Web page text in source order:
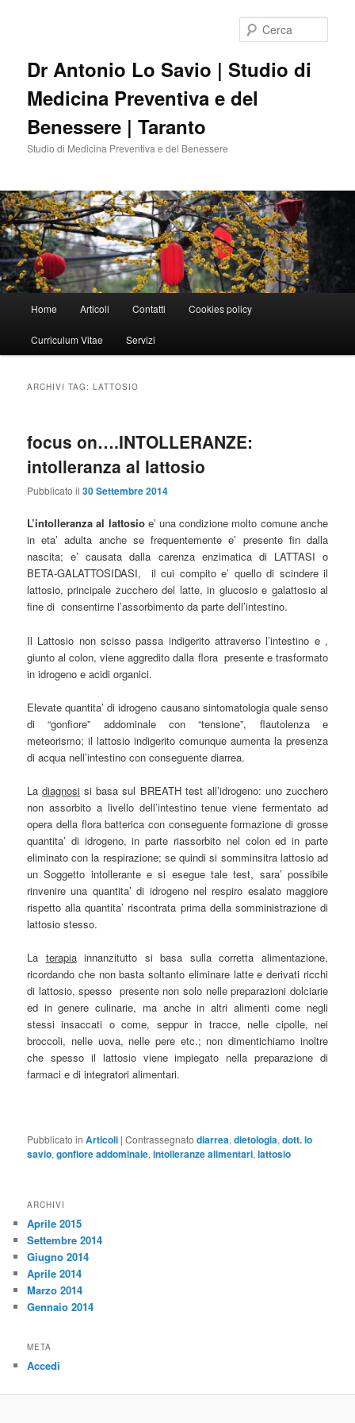
Dr Antonio Lo Savio | Studio di
Medicina Preventiva e del
Benessere | Taranto
Studio di Medicina Preventiva e del Benessere
principale
Home Articoli Contatti Cookies policy
Curriculum Vitae Servizi
ARCHIVI TAG:LATTOSIO
focus on….INTOLLERANZE:
intolleranza al lattosio
Pubblicato il30 Settembre 2014
L’intolleranza al lattosioe’ una condizione molto comune anche
in eta’ adulta anche se frequentemente e’ presente fin dalla
nascita; e’ causata dalla carenza enzimatica di LATTASI o
BETA-GALATTOSIDASI, il cui compito e’ quello di scindere il
lattosio, principale zucchero del latte, in glucosio e galattosio al
fine di consentirne l’assorbimento da parte dell’intestino.
Il Lattosio non scisso passa indigerito attraverso l’intestino e ,
giunto al colon, viene aggredito dalla flora presente e trasformato
in idrogeno e acidi organici.
Elevate quantita’ di idrogeno causano sintomatologia quale senso
di “gonfiore” addominale con “tensione”, flautolenza e
meteorismo; il lattosio indigerito comunque aumenta la presenza
di acqua nell’intestino con conseguente diarrea.
Ladiagnosi si basa sul BREATH test all’idrogeno: uno zucchero
non assorbito a livello dell’intestino tenue viene fermentato ad
opera della flora batterica con conseguente formazione di grosse
quantita’ di idrogeno, in parte riassorbito nel colon ed in parte
eliminato con la respirazione; se quindi si somminsitra lattosio ad
un Soggetto intollerante e si esegue tale test, sara’ possibile
rinvenire una quantita’ di idrogeno nel respiro esalato maggiore
rispetto alla quantita’ riscontrata prima della somministrazione di
lattosio stesso.
La terapiainnanzitutto si basa sulla corretta alimentazione,
ricordando che non basta soltanto eliminare latte e derivati ricchi
di lattosio, spesso presente non solo nelle preparazioni dolciarie
ed in genere culinarie, ma anche in altri alimenti come negli
stessi insaccati o come, seppur in tracce, nelle cipolle, nei
broccoli, nelle uova, nelle pere etc.; non dimentichiamo inoltre
che spesso il lattosio viene impiegato nella preparazione di
farmaci e di integratori alimentari.
Pubblicato in Articoli |Contrassegnato diarrea,dietologia,dott. lo
savio,gonfiore addominale,intolleranze alimentari,lattosio
ARCHIVI
Aprile 2015
Settembre 2014
Giugno 2014
Aprile 2014
Marzo 2014
Gennaio 2014
META
Accedi